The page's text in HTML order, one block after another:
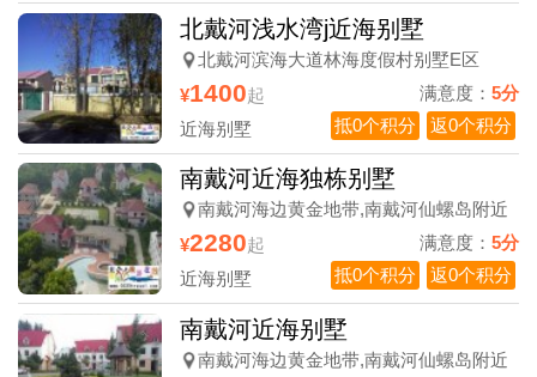
北戴河浅水湾j近海别墅
北戴河滨海大道林海度假村别墅E区
满意度： 5分
¥1400起
近海别墅
返0个积分
抵0个积分
南戴河近海独栋别墅
南戴河海边黄金地带,南戴河仙螺岛附近
满意度： 5分
¥2280起
近海别墅
返0个积分
抵0个积分
南戴河近海别墅
南戴河海边黄金地带,南戴河仙螺岛附近